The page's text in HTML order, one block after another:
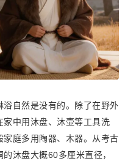
自然是没有的。除了在野外
中用沐盘、沐壶等工具洗
庭多用陶器、木器。从考古
沐盘大概60多厘米直径，